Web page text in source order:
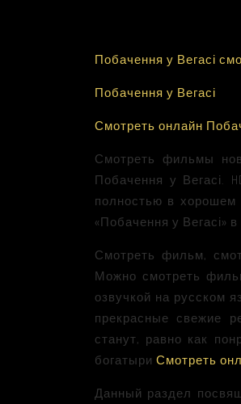
Побачення у Вегасі
Побачення у Вегасі
Смотреть онлайн
Смотреть фильмы
Побачення у Вегасі.
полностью в хорошем
«Побачення у Вегасі»
Смотреть фильм,
Можно смотреть
озвучкой на русском
прекрасные свежие
станут, равно как
богатыри Смотреть
Данный раздел